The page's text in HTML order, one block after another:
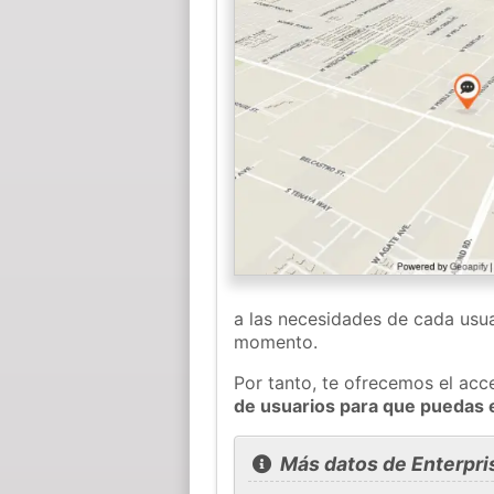
a las necesidades de cada
momento.
Por tanto, te ofrecemos el
de usuarios para que
Más datos de